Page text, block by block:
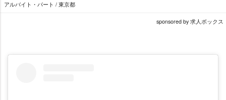
アルバイト・パート / 東京都
sponsored by 求人ボックス